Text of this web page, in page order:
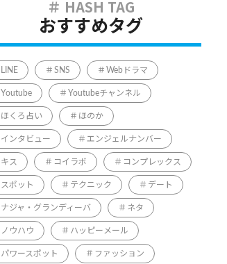
おすすめタグ
LINE SNS Webドラマ
Youtube Youtubeチャンネル
ほくろ占い ほのか
インタビュー エンジェルナンバー
キス コイラボ コンプレックス
スポット テクニック デート
ナジャ・グランディーバ ネタ
ノウハウ ハッピーメール
パワースポット ファッション